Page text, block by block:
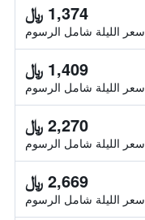
1,374 ﷼
سعر الليلة شامل الرسوم
1,409 ﷼
سعر الليلة شامل الرسوم
2,270 ﷼
سعر الليلة شامل الرسوم
2,669 ﷼
سعر الليلة شامل الرسوم